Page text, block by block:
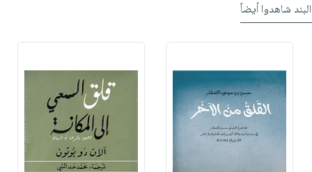
شاهدوا أيضاً